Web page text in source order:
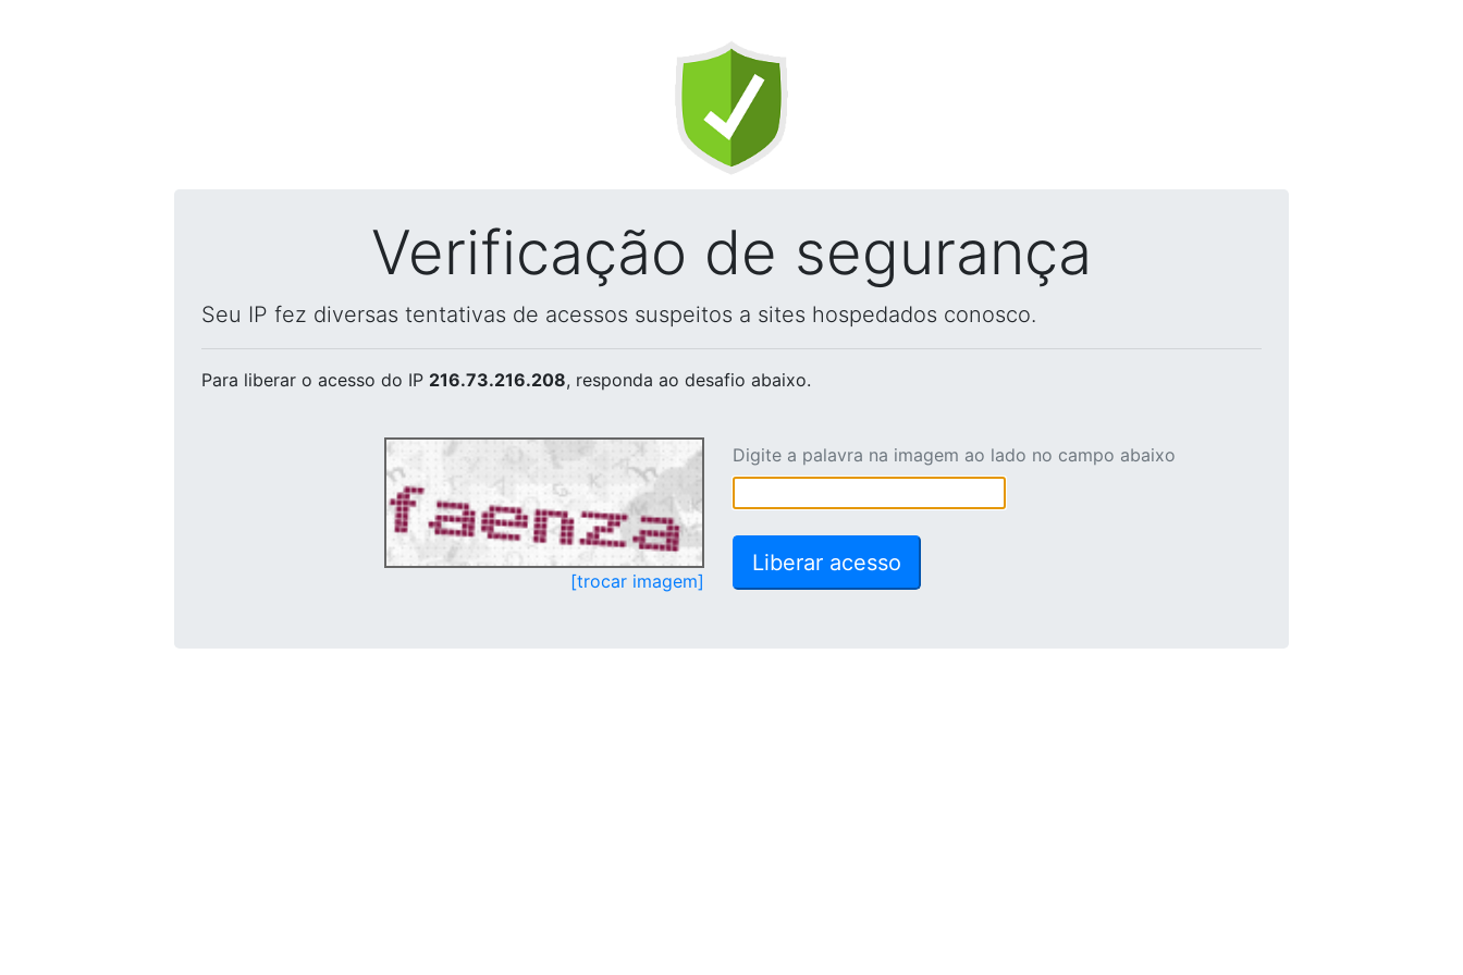
Verificação de segurança
Seu IP fez diversas tentativas de acessos suspeitos a sites hospedados conosco.
Para liberar o acesso do IP 216.73.216.208, responda ao desafio abaixo.
[trocar imagem]
Digite a palavra na imagem ao lado no campo abaixo